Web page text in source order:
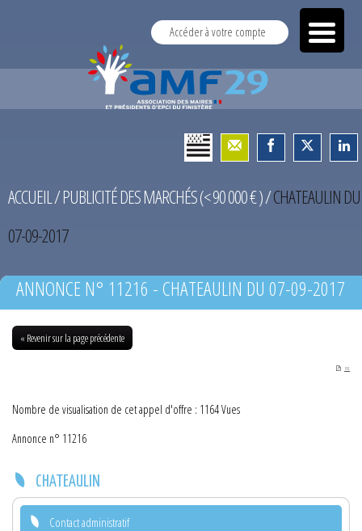
Accéder à votre compte
ACCUEIL/PUBLICITÉ DES MARCHÉS (< 90 000 € )/CHATEAULIN DU
07-09-2017
ANNONCE N° 11216 - CHATEAULIN DU 07-09-2017
« Revenir sur la page précédente
PDF
Nombre de visualisation de cet appel d'offre : 1164 Vues
Annonce n° 11216
CHATEAULIN
Contact administratif